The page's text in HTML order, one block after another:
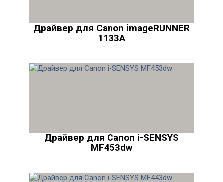
Драйвер для Canon imageRUNNER
1133A
Драйвер для Canon i-SENSYS
MF453dw